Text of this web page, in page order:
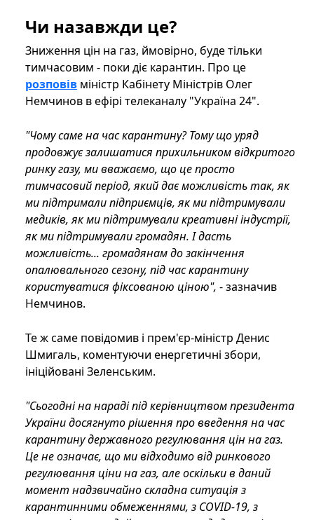
Чи назавжди це?
Зниження цін на газ, ймовірно, буде тільки
тимчасовим - поки діє карантин. Про це
розповів міністр Кабінету Міністрів Олег
Немчинов в ефірі телеканалу "Україна 24".
"Чому саме на час карантину? Тому що уряд
продовжує залишатися прихильником відкритого
ринку газу, ми вважаємо, що це просто
тимчасовий період, який дає можливість так, як
ми підтримали підприємців, як ми підтримували
медиків, як ми підтримували креативні індустрії,
як ми підтримували громадян. І дасть
можливість... громадянам до закінчення
опалювального сезону, під час карантину
користуватися фіксованою ціною", - зазначив
Немчинов.
Те ж саме повідомив і прем'єр-міністр Денис
Шмигаль, коментуючи енергетичні збори,
ініційовані Зеленським.
"Сьогодні на нараді під керівництвом президента
України досягнуто рішення про введення на час
карантину державного регулювання цін на газ.
Це не означає, що ми відходимо від ринкового
регулювання ціни на газ, але оскільки в даний
момент надзвичайно складна ситуація з
карантинними обмеженнями, з COVID-19, з